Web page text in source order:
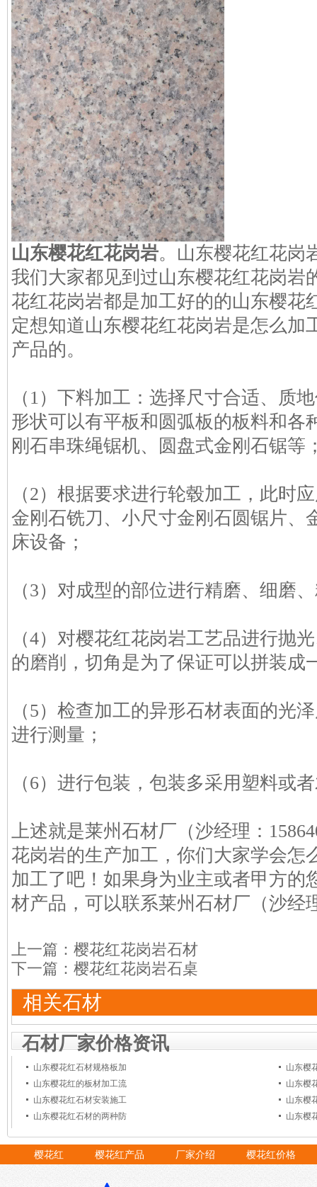
山东樱花红花岗岩。山东樱花红花岗
我们大家都见到过山东樱花红花岗岩
花红花岗岩都是加工好的的山东樱花
定想知道山东樱花红花岗岩是怎么加
产品的。
（1）下料加工：选择尺寸合适、质
形状可以有平板和圆弧板的板料和各
刚石串珠绳锯机、圆盘式金刚石锯等
（2）根据要求进行轮毂加工，此时
金刚石铣刀、小尺寸金刚石圆锯片、
床设备；
（3）对成型的部位进行精磨、细磨
（4）对樱花红花岗岩工艺品进行抛
的磨削，切角是为了保证可以拼装成
（5）检查加工的异形石材表面的光
进行测量；
（6）进行包装，包装多采用塑料或
上述就是莱州石材厂（沙经理：
花岗岩的生产加工，你们大家学会怎
加工了吧！如果身为业主或者甲方的
材产品，可以联系莱州石材厂（沙经
上一篇： 樱花红花岗岩石材
下一篇： 樱花红花岗岩石桌
相关石材
石材厂家价格资讯
山东樱花红石材规格板加
山东樱
山东樱花红的板材加工流
山东樱
山东樱花红石材安装施工
山东樱
山东樱花红石材的两种防
山东樱
樱花红 樱花红产品 厂家介绍 樱花红价格